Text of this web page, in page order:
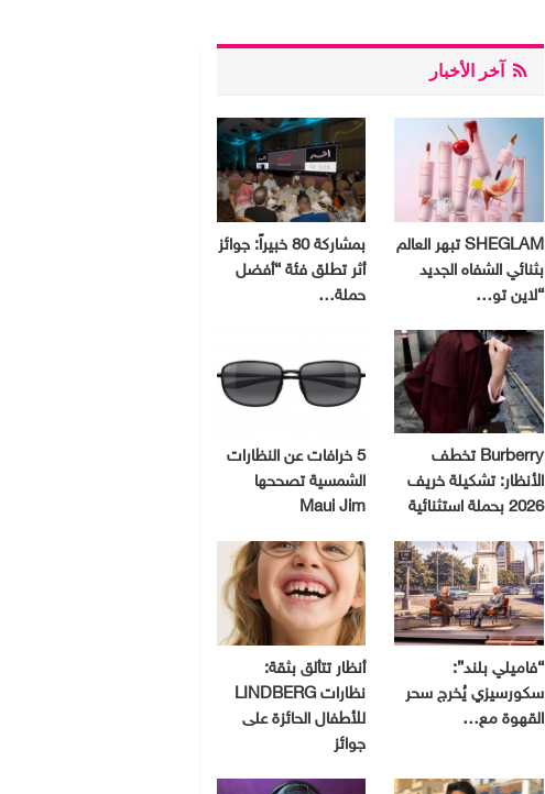
آخر الأخبار
SHEGLAM تبهر العالم
بثنائي الشفاه الجديد
“لاين تو…
بمشاركة 80 خبيراً: جوائز
أثر تطلق فئة “أفضل
حملة…
Burberry تخطف
الأنظار: تشكيلة خريف
2026 بحملة استثنائية
5 خرافات عن النظارات
الشمسية تصححها
Maui Jim
“فاميلي بلند”:
سكورسيزي يُخرج سحر
القهوة مع…
أنظار تتألق بثقة:
نظارات LINDBERG
للأطفال الحائزة على
جوائز